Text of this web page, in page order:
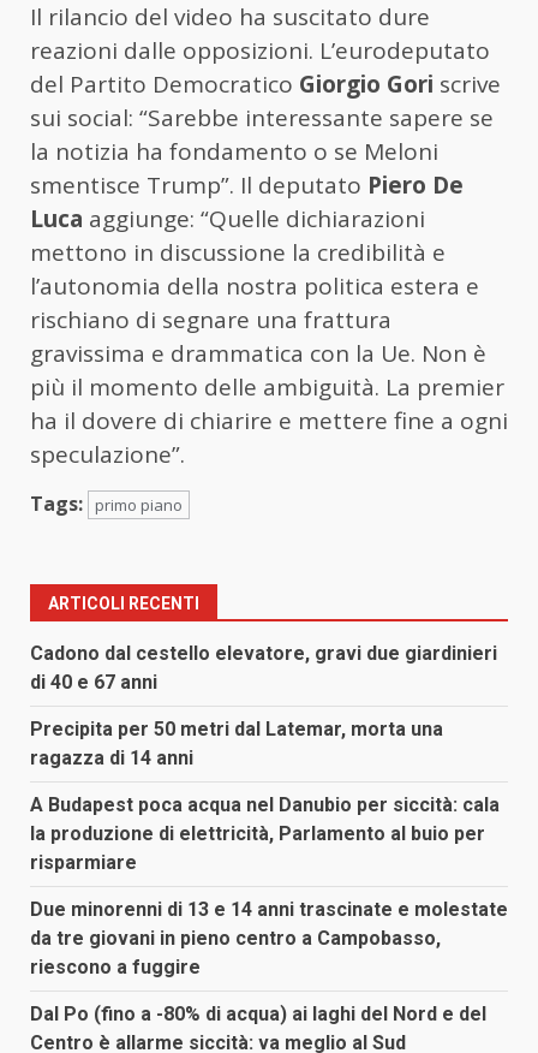
Il rilancio del video ha suscitato dure
reazioni dalle opposizioni. L’eurodeputato
del Partito Democratico Giorgio Gori scrive
sui social: “Sarebbe interessante sapere se
la notizia ha fondamento o se Meloni
smentisce Trump”. Il deputato Piero De
Luca aggiunge: “Quelle dichiarazioni
mettono in discussione la credibilità e
l’autonomia della nostra politica estera e
rischiano di segnare una frattura
gravissima e drammatica con la Ue. Non è
più il momento delle ambiguità. La premier
ha il dovere di chiarire e mettere fine a ogni
speculazione”.
Tags: primo piano
ARTICOLI RECENTI
Cadono dal cestello elevatore, gravi due giardinieri
di 40 e 67 anni
Precipita per 50 metri dal Latemar, morta una
ragazza di 14 anni
A Budapest poca acqua nel Danubio per siccità: cala
la produzione di elettricità, Parlamento al buio per
risparmiare
Due minorenni di 13 e 14 anni trascinate e molestate
da tre giovani in pieno centro a Campobasso,
riescono a fuggire
Dal Po (fino a -80% di acqua) ai laghi del Nord e del
Centro è allarme siccità: va meglio al Sud